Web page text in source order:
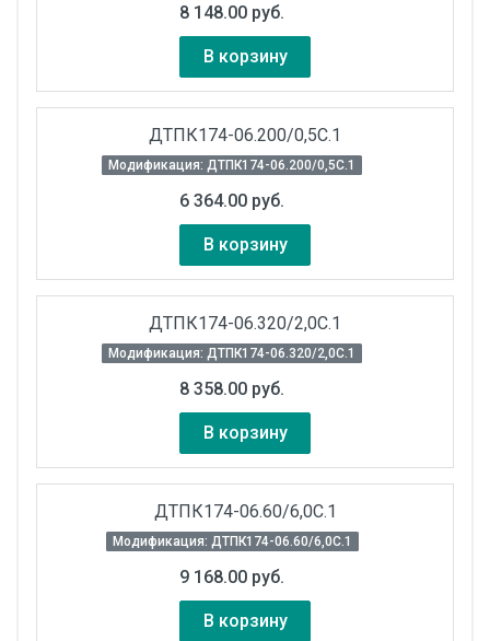
8 148.00 руб.
В корзину
ДТПК174-06.200/0,5С.1
Модификация: ДТПК174-06.200/0,5С.1
6 364.00 руб.
В корзину
ДТПК174-06.320/2,0С.1
Модификация: ДТПК174-06.320/2,0С.1
8 358.00 руб.
В корзину
ДТПК174-06.60/6,0С.1
Модификация: ДТПК174-06.60/6,0С.1
9 168.00 руб.
В корзину